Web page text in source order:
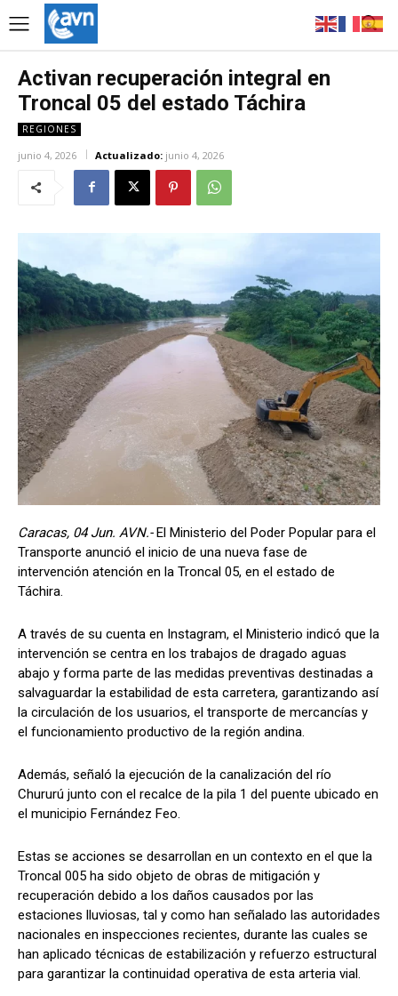
Activan recuperación integral en
Troncal 05 del estado Táchira
REGIONES
junio 4, 2026 Actualizado: junio 4, 2026
Caracas, 04 Jun. AVN.-El Ministerio del Poder Popular para el
Transporte anunció el inicio de una nueva fase de
intervención atención en la Troncal 05, en el estado de
Táchira.
A través de su cuenta en Instagram, el Ministerio indicó que la
intervención se centra en los trabajos de dragado aguas
abajo y forma parte de las medidas preventivas destinadas a
salvaguardar la estabilidad de esta carretera, garantizando así
la circulación de los usuarios, el transporte de mercancías y
el funcionamiento productivo de la región andina.
Además, señaló la ejecución de la canalización del río
Chururú junto con el recalce de la pila 1 del puente ubicado en
el municipio Fernández Feo.
Estas se acciones se desarrollan en un contexto en el que la
Troncal 005 ha sido objeto de obras de mitigación y
recuperación debido a los daños causados por las
estaciones lluviosas, tal y como han señalado las autoridades
nacionales en inspecciones recientes, durante las cuales se
han aplicado técnicas de estabilización y refuerzo estructural
para garantizar la continuidad operativa de esta arteria vial.